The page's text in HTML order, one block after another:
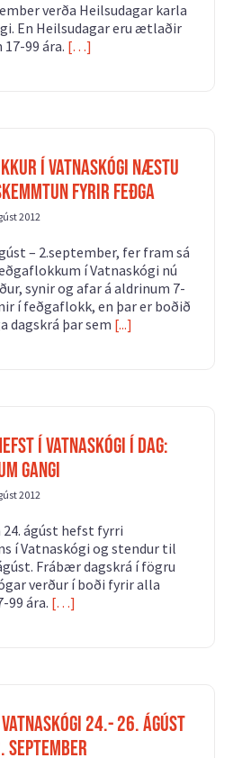
verða Heilsudagar karla
En Heilsudagar eru ætlaðir
99 ára. […]
í Vatnaskógi næstu
fyrir feðga
2012
– 2.september, fer fram sá
í Vatnaskógi nú
synir og afar á aldrinum 7-
í feðgaflokk, en þar er boðið
dagskrá þar sem [...]
í Vatnaskógi í dag:
gangi
2012
ágúst hefst fyrri
í Vatnaskógi og stendur til
Frábær dagskrá í fögru
verður í boði fyrir alla
99 ára. […]
24.- 26. ágúst
september